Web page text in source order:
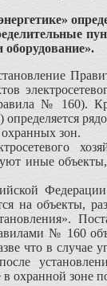
оборудование».
№ 160).
зон.
иные
на объекты,
№ 160
что в случае
после
охранной зоне